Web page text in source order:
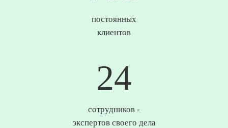
постоянных
клиентов
25
сотрудников -
экспертов своего дела